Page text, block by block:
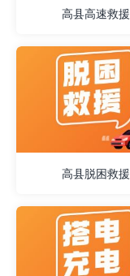
高县高速救援
高县脱困救援